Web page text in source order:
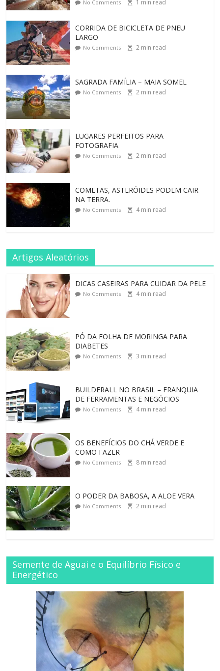
No Comments 1 min read
CORRIDA DE BICICLETA DE PNEU
LARGO
No Comments 2 min read
SAGRADA FAMÍLIA – MAIA SOMEL
No Comments 2 min read
LUGARES PERFEITOS PARA
FOTOGRAFIA
No Comments 2 min read
COMETAS, ASTERÓIDES PODEM CAIR
NA TERRA.
No Comments 4min read
Artigos Aleatórios
DICAS CASEIRAS PARA CUIDAR DA PELE
No Comments 4min read
PÓ DA FOLHA DE MORINGA PARA
DIABETES
No Comments 3 min read
BUILDERALL NO BRASIL – FRANQUIA
DE FERRAMENTAS E NEGÓCIOS
No Comments 4min read
OS BENEFÍCIOS DO CHÁ VERDE E
COMO FAZER
No Comments 8 min read
O PODER DA BABOSA, A ALOE VERA
No Comments 2 min read
Semente de Aguai e o Equilíbrio Físico e
Energético